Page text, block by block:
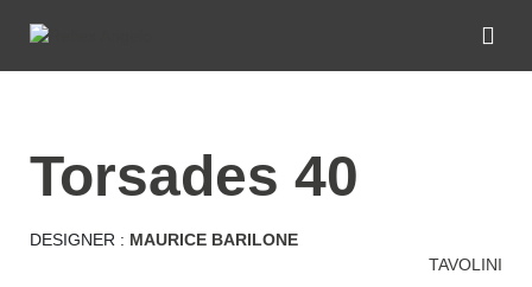
torsades 40
DESIGNER : MAURICE BARILONE
TAVOLINI